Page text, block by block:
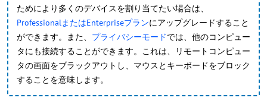
ためにより多くのデバイスを割り当てたい場合は、
ProfessionalまたはEnterpriseプランにアップグレードすること
ができます。また、 プライバシーモードでは、他のコンピュー
タにも接続することができます。これは、リモートコンピュー
タの画面をブラックアウトし、マウスとキーボードをブロック
することを意味します。